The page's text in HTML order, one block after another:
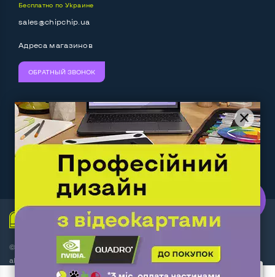
Выход HDMIДа
Разъем для наушников 3.5 мм
Разъем для микрофона
Выход Gigabit Ethernet LANДа
Выход USB 2_02-4 шт
Выход USB 3_0 1 шт
Выход Com PortНет
Беспроводные подключения:
BluetoothДа
3 пользователя добавили этот товар в корзину
Бесплатно по Украине
sales@chipchip.ua
Адреса магазинов
ОБРАТНЫЙ ЗВОНОК
Мы принимаем: Следите за нами:
Work.ua— самий кльовий
наш партнер
© Интернет-магазин ChipChip - компьютерная техника и
аксессуары 2014-2026